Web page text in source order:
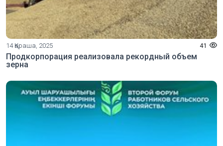
14 Қараша, 2025 41
Продкорпорация реализовала рекордный объем
зерна